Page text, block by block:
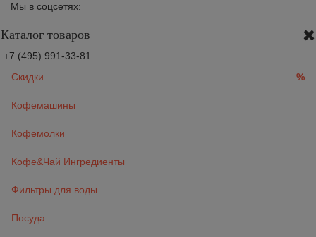
Мы в соцсетях:
Каталог товаров
+7 (495) 991-33-81
Скидки
%
Кофемашины
Кофемолки
Кофе&Чай Ингредиенты
Фильтры для воды
Посуда